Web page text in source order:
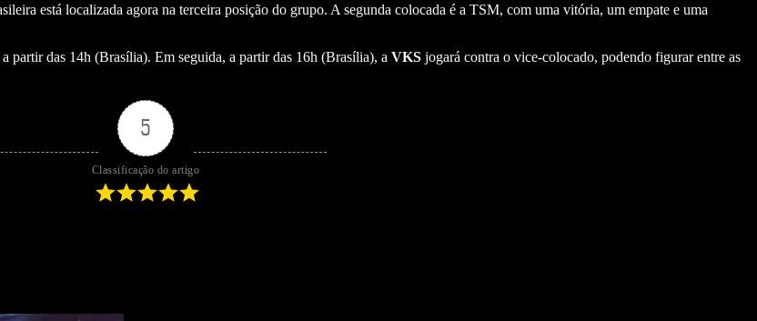
está localizada agora na terceira posição do grupo. A segunda colocada é a TSM, com uma vitória, um empate e uma
a partir das 14h (Brasília). Em seguida, a partir das 16h (Brasília), a VKS jogará contra o vice-colocado, podendo figurar entre as
5
Classificação do artigo